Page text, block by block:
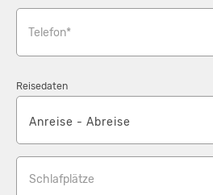
Telefon*
Reisedaten
Schlafplätze